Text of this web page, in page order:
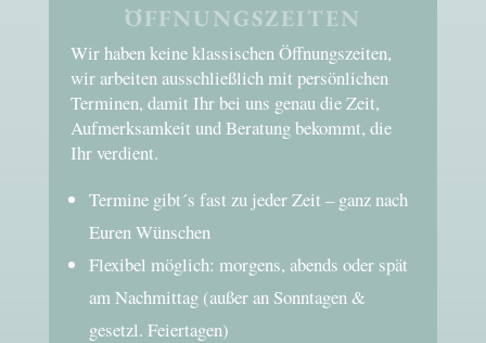
ÖFFNUNGSZEITEN
Wir haben keine klassischen Öffnungszeiten,
wir arbeiten ausschließlich mit persönlichen
Terminen, damit Ihr bei uns genau die Zeit,
Aufmerksamkeit und Beratung bekommt, die
Ihr verdient.
Termine gibt´s fast zu jeder Zeit – ganz nach
Euren Wünschen
Flexibel möglich: morgens, abends oder spät
am Nachmittag (außer an Sonntagen &
gesetzl. Feiertagen)